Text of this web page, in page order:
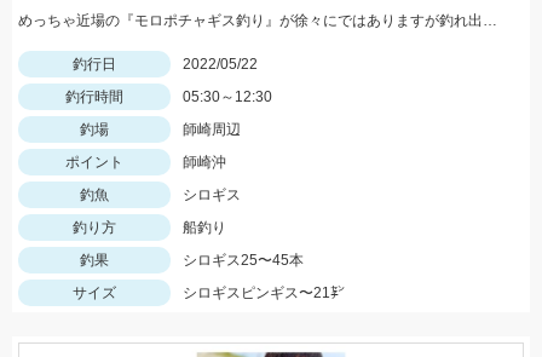
めっちゃ近場の『モロポチャギス釣り』が徐々にではありますが釣れ出して来てますよッ(*⁰▿⁰*)
釣行日
2022/05/22
釣行時間
05:30～12:30
釣場
師崎周辺
ポイント
師崎沖
釣魚
シロギス
釣り方
船釣り
釣果
シロギス25〜45本
サイズ
シロギスピンギス〜21㌢